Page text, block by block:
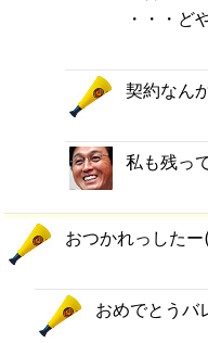
・・・ど
契約なん
私も残っ
おつかれっしたー
おめでとうバ